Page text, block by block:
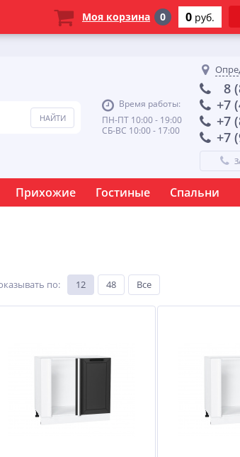
Время работы:
ПН-ПТ 10:00 - 19:00
СБ-ВС 10:00 - 17:00
8
+7
+7
+7
Прихожие Гостиные Спальни
по: 12 48 Все
Моя корзина 0 0 руб.